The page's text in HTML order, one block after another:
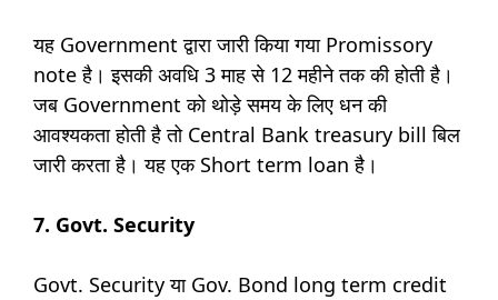
यह Government द्वारा जारी किया गया Promissory
note है। इसकी अवधि 3 माह से 12 महीने तक की होती है।
जब Government को थोड़े समय के लिए धन की
आवश्यकता होती है तो Central Bank treasury bill बिल
जारी करता है। यह एक Short term loan है।
7. Govt. Security
Govt. Security या Gov. Bond long term credit